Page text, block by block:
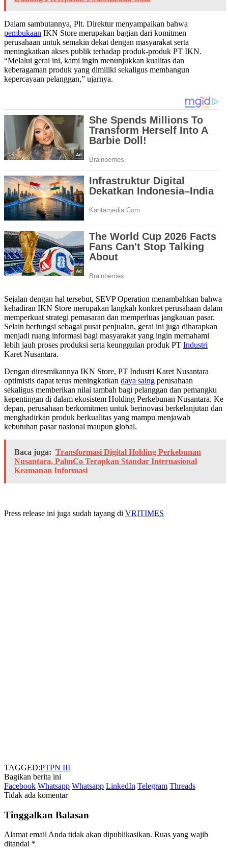
Dalam sambutannya, Plt. Direktur menyampaikan bahwa
pembukaan IKN Store merupakan bagian dari komitmen
perusahaan untuk semakin dekat dengan masyarakat serta
meningkatkan akses publik terhadap produk-produk PT IKN.
“Melalui gerai ini, kami ingin menunjukkan kualitas dan
keberagaman produk yang dimiliki sekaligus membangun
kepercayaan pelanggan,” ujarnya.
Sejalan dengan hal tersebut, SEVP Operation menambahkan bahwa
kehadiran IKN Store merupakan langkah konkret perusahaan dalam
memperkuat strategi pemasaran dan memperluas jangkauan pasar.
Selain berfungsi sebagai pusat penjualan, gerai ini juga diharapkan
menjadi ruang informasi bagi masyarakat yang ingin memahami
lebih jauh proses produksi serta keunggulan produk PT Industri
Karet Nusantara.
Dengan diresmikannya IKN Store, PT Industri Karet Nusantara
optimistis dapat terus meningkatkan daya saing perusahaan
sekaligus memberikan nilai tambah bagi pelanggan dan pemangku
kepentingan di dalam ekosistem Holding Perkebunan Nusantara. Ke
depan, perusahaan berkomitmen untuk berinovasi berkelanjutan dan
menghadirkan produk berkualitas yang mampu menjawab
kebutuhan pasar nasional maupun global.
Baca juga: Transformasi Digital Holding Perkebunan
Nusantara, PalmCo Terapkan Standar Internasional
Keamanan Informasi
Press release ini juga sudah tayang di VRITIMES
TAGGED:PTPN III
Bagikan berita ini
Facebook Whatsapp Whatsapp LinkedIn Telegram Threads
Tidak ada komentar
Tinggalkan Balasan
Alamat email Anda tidak akan dipublikasikan. Ruas yang wajib
ditandai *